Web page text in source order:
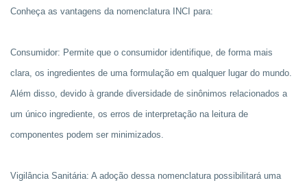
Conheça as vantagens da nomenclatura INCI para:
Consumidor: Permite que o consumidor identifique, de forma mais
clara, os ingredientes de uma formulação em qualquer lugar do mundo.
Além disso, devido à grande diversidade de sinônimos relacionados a
um único ingrediente, os erros de interpretação na leitura de
componentes podem ser minimizados.
Vigilância Sanitária: A adoção dessa nomenclatura possibilitará uma